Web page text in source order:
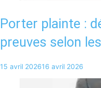
Porter plainte :
preuves selon
15 avril 202616 avril 2026